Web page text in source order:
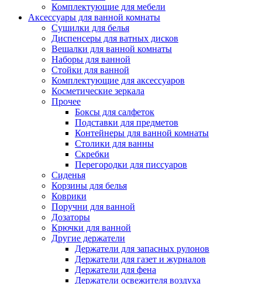
Комплектующие для мебели
Аксессуары для ванной комнаты
Сушилки для белья
Диспенсеры для ватных дисков
Вешалки для ванной комнаты
Наборы для ванной
Стойки для ванной
Комплектующие для аксессуаров
Косметические зеркала
Прочее
Боксы для салфеток
Подставки для предметов
Контейнеры для ванной комнаты
Столики для ванны
Скребки
Перегородки для писсуаров
Сиденья
Корзины для белья
Коврики
Поручни для ванной
Дозаторы
Крючки для ванной
Другие держатели
Держатели для запасных рулонов
Держатели для газет и журналов
Держатели для фена
Держатели освежителя воздуха